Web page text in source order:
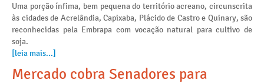
Uma porção ínfima, bem pequena do território acreano, circunscrita
às cidades de Acrelândia, Capixaba, Plácido de Castro e Quinary, são
reconhecidas pela Embrapa com vocação natural para cultivo de
soja.
[leia mais...]
Mercado cobra Senadores para